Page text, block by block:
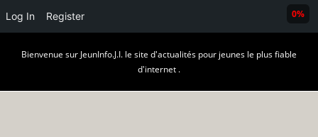
Log In Register
Bienvenue sur JeunInfo.J.I. le site d'actualités pour jeunes le plus fiable
d'internet .
0%